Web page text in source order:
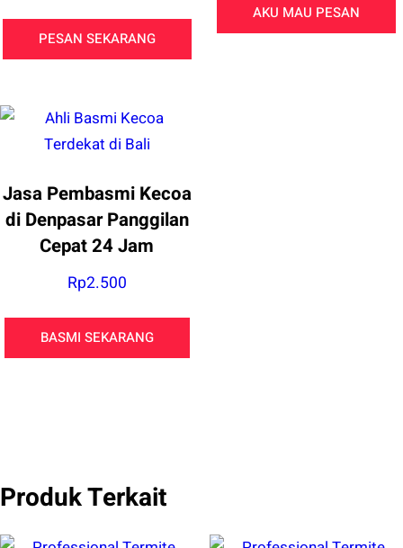
PESAN SEKARANG
AKU MAU PESAN
Jasa Pembasmi Kecoa
di Denpasar Panggilan
Cepat 24 Jam
Rp2.500
BASMI SEKARANG
Produk Terkait